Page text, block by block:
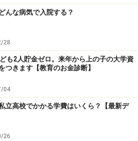
んな病気で入院する？
28
も2人貯金ゼロ。来年から上の子の大学資
つきます【教育のお金診断】
04
立高校でかかる学費はいくら？【最新デ
26